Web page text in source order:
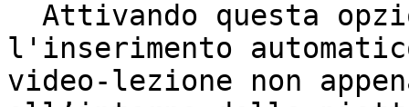
l'inserimento
video-lezione non